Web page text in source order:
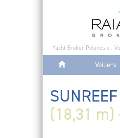
Yacht Broker Polynésie .
Voiliers
(18,31 m)